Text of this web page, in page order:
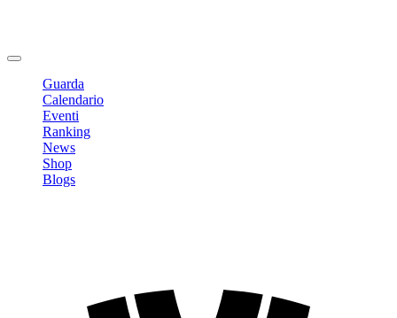
Guarda
Calendario
Eventi
Ranking
News
Shop
Blogs